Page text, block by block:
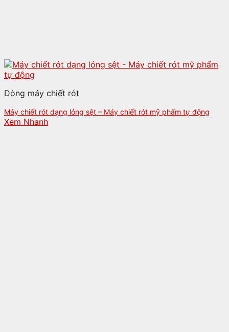
Dòng máy chiết rót
Máy chiết rót dạng lỏng sệt – Máy chiết rót mỹ phẩm tự động
Xem Nhanh